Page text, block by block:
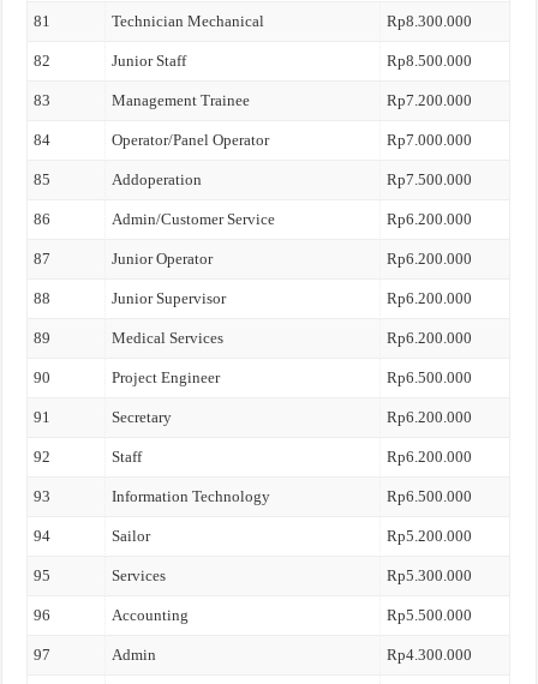
81 Technician Mechanical Rp8.300.000
82 Junior Staff Rp8.500.000
83 Management Trainee Rp7.200.000
84 Operator/Panel Operator Rp7.000.000
85 Addoperation Rp7.500.000
86 Admin/Customer Service Rp6.200.000
87 Junior Operator Rp6.200.000
88 Junior Supervisor Rp6.200.000
89 Medical Services Rp6.200.000
90 Project Engineer Rp6.500.000
91 Secretary Rp6.200.000
92 Staff Rp6.200.000
93 Information Technology Rp6.500.000
94 Sailor Rp5.200.000
95 Services Rp5.300.000
96 Accounting Rp5.500.000
97 Admin Rp4.300.000